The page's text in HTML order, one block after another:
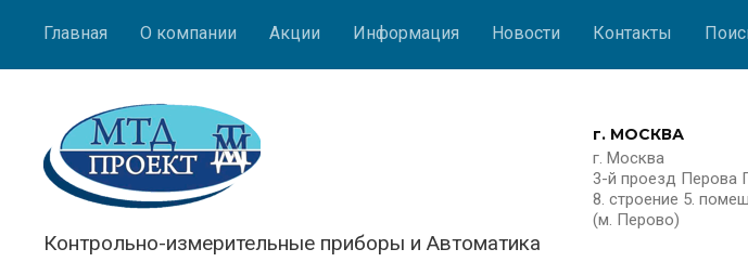
Главная О компании Акции Информация Новости Контакты
Контрольно-измерительные приборы и Автоматика
г. МОСКВА
г. Москва
3-й проезд Перова
8. строение 5.
(м. Перово)